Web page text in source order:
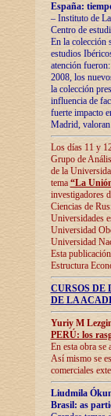
España:
– Instituto de
Centro de
En la colección
estudios
atención
2008, los
la colección
influencia de
fuerte impacto
Madrid,
Los días 11 y
Grupo de
de la
tema “La
investigadores
Ciencias de
Universidades
Universidad
Universidad
Esta
Estructura
CURSOS
DE LA
Yuriy M
PERÚ: los
En esta obra se
Así mismo se
comerciales
Liudmila
Brasil: as